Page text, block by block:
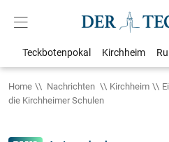
Teckbotenpokal Kirchheim
Home Nachrichten Kirchheim
die Kirchheimer Schulen